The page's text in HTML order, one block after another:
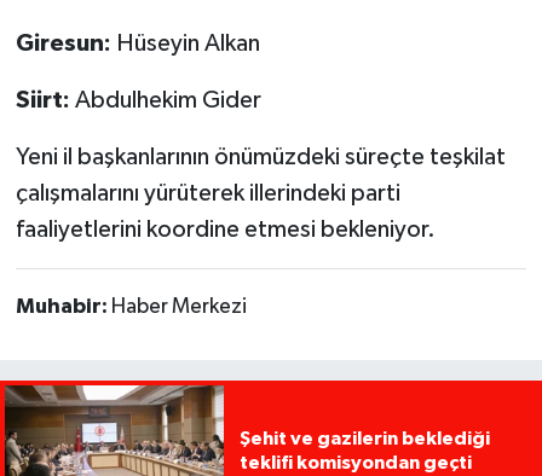
Giresun: Hüseyin Alkan
Siirt: Abdulhekim Gider
Yeni il başkanlarının önümüzdeki süreçte teşkilat
çalışmalarını yürüterek illerindeki parti
faaliyetlerini koordine etmesi bekleniyor.
Muhabir: Haber Merkezi
Şehit ve gazilerin beklediği
teklifi komisyondan geçti